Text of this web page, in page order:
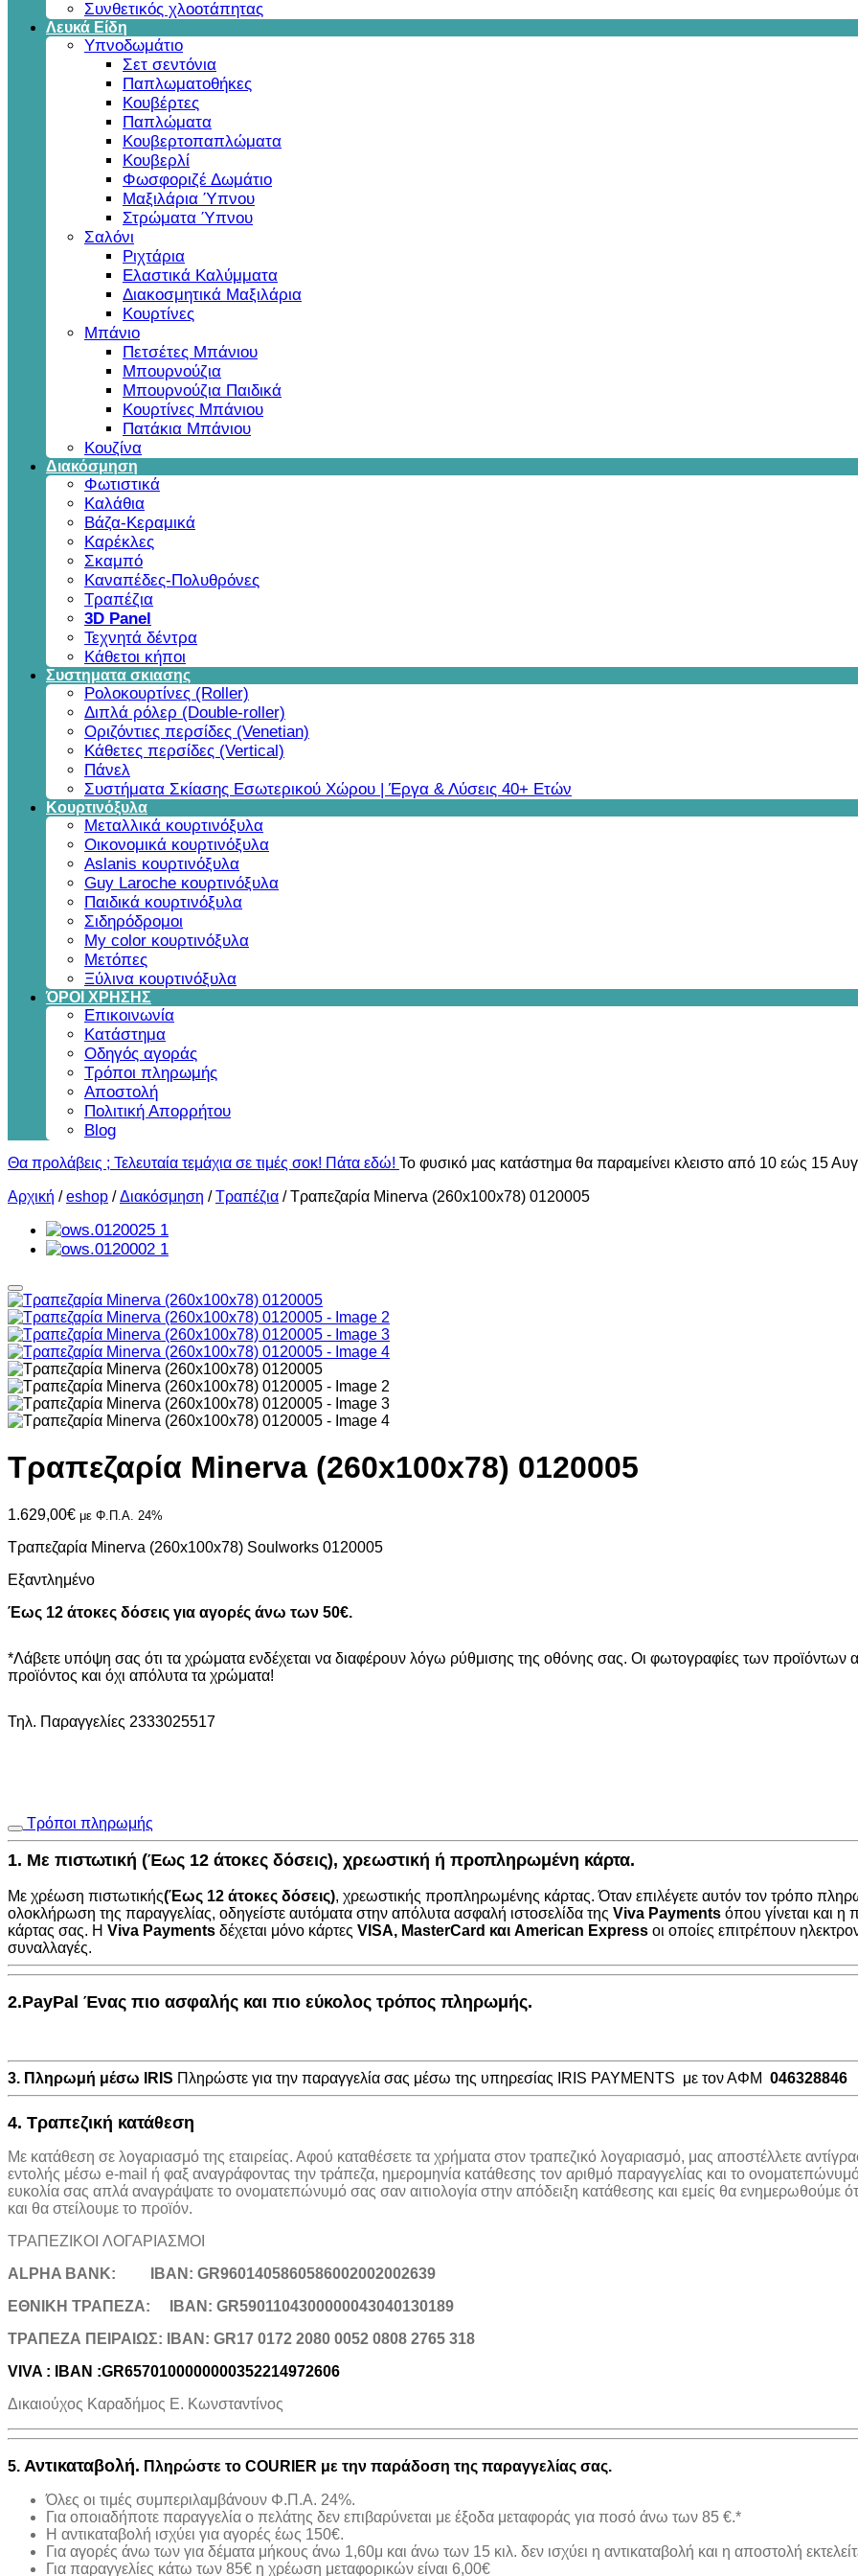
Συνθετικός χλοοτάπητας
Λευκά Είδη
Υπνοδωμάτιο
Σετ σεντόνια
Παπλωματοθήκες
Κουβέρτες
Παπλώματα
Κουβερτοπαπλώματα
Κουβερλί
Φωσφοριζέ Δωμάτιο
Μαξιλάρια Ύπνου
Στρώματα Ύπνου
Σαλόνι
Ριχτάρια
Ελαστικά Καλύμματα
Διακοσμητικά Μαξιλάρια
Κουρτίνες
Μπάνιο
Πετσέτες Μπάνιου
Μπουρνούζια
Μπουρνούζια Παιδικά
Κουρτίνες Μπάνιου
Πατάκια Μπάνιου
Κουζίνα
Διακόσμηση
Φωτιστικά
Καλάθια
Βάζα-Κεραμικά
Καρέκλες
Σκαμπό
Καναπέδες-Πολυθρόνες
Τραπέζια
3D Panel
Τεχνητά δέντρα
Κάθετοι κήποι
Συστηματα σκιασης
Ρολοκουρτίνες (Roller)
Διπλά ρόλερ (Double-roller)
Οριζόντιες περσίδες (Venetian)
Κάθετες περσίδες (Vertical)
Πάνελ
Συστήματα Σκίασης Εσωτερικού Χώρου | Έργα & Λύσεις 40+ Ετών
Κουρτινόξυλα
Μεταλλικά κουρτινόξυλα
Οικονομικά κουρτινόξυλα
Aslanis κουρτινόξυλα
Guy Laroche κουρτινόξυλα
Παιδικά κουρτινόξυλα
Σιδηρόδρομοι
My color κουρτινόξυλα
Μετόπες
Ξύλινα κουρτινόξυλα
ΌΡΟΙ ΧΡΗΣΗΣ
Επικοινωνία
Κατάστημα
Οδηγός αγοράς
Τρόποι πληρωμής
Αποστολή
Πολιτική Απορρήτου
Blog
Θα προλάβεις ; Τελευταία τεμάχια σε τιμές σοκ! Πάτα εδώ! Το φυσικό μας κατάστημα θα παραμείνει κλειστο από 10 εώς 15
Αρχική /eshop /Διακόσμηση /Τραπέζια /Τραπεζαρία Minerva (260x100x78) 0120005
Τραπεζαρία Minerva (260x100x78) 0120005
1.629,00€ με Φ.Π.Α. 24%
Τραπεζαρία Minerva (260x100x78) Soulworks 0120005
Εξαντλημένο
Έως 12 άτοκες δόσεις για αγορές άνω των 50€.
*Λάβετε υπόψη σας ότι τα χρώματα ενδέχεται να διαφέρουν λόγω ρύθμισης της οθόνης σας. Οι φωτογραφίες των προϊόντων
προϊόντος και όχι απόλυτα τα χρώματα!
Τηλ. Παραγγελίες 2333025517
Τρόποι πληρωμής
1. Με πιστωτική (Έως 12 άτοκες δόσεις), χρεωστική ή προπληρωμένη κάρτα.
Με χρέωση πιστωτικής(Έως 12 άτοκες δόσεις), χρεωστικής προπληρωμένης κάρτας. Όταν επιλέγετε αυτόν τον τρόπο
ολοκλήρωση της παραγγελίας, οδηγείστε αυτόματα στην απόλυτα ασφαλή ιστοσελίδα της Viva Payments όπου γίνεται και
κάρτας σας. Η Viva Payments δέχεται μόνο κάρτες VISA, MasterCard και American Express οι οποίες επιτρέπουν
συναλλαγές.
2.PayPal Ένας πιο ασφαλής και πιο εύκολος τρόπος πληρωμής.
3. Πληρωμή μέσω IRIS Πληρώστε για την παραγγελία σας μέσω της υπηρεσίας IRIS PAYMENTS με τον ΑΦΜ 046328846
4. Τραπεζική κατάθεση
Με κατάθεση σε λογαριασμό της εταιρείας. Αφού καταθέσετε τα χρήματα στον τραπεζικό λογαριασμό, μας αποστέλλετε
εντολής μέσω e-mail ή φαξ αναγράφοντας την τράπεζα, ημερομηνία κατάθεσης τον αριθμό παραγγελίας και το
ευκολία σας απλά αναγράψατε το ονοματεπώνυμό σας σαν αιτιολογία στην απόδειξη κατάθεσης και εμείς θα ενημερωθούμε
και θα στείλουμε το προϊόν.
ΤΡΑΠΕΖΙΚOI ΛΟΓΑΡΙΑΣΜΟΙ
ALPHA BANK:
IBAN: GR9601405860586002002002639
ΕΘΝΙΚΗ ΤΡΑΠΕΖΑ:
IBAN: GR5901104300000043040130189
TΡΑΠΕΖΑ ΠΕΙΡΑΙΩΣ: IBAN: GR17 0172 2080 0052 0808 2765 318
VIVA : IBAN :GR6570100000000352214972606
Δικαιούχος Καραδήμος Ε. Κωνσταντίνος
5. Αντικαταβολή. Πληρώστε το COURIER με την παράδοση της παραγγελίας σας.
Όλες οι τιμές συμπεριλαμβάνουν Φ.Π.Α. 24%.
Για οποιαδήποτε παραγγελία ο πελάτης δεν επιβαρύνεται με έξοδα μεταφοράς για ποσό άνω των 85 €.*
H αντικαταβολή ισχύει για αγορές έως 150€.
Για αγορές άνω των για δέματα μήκους άνω 1,60μ και άνω των 15 κιλ. δεν ισχύει η αντικαταβολή και η αποστολή
Για παραγγελίες κάτω των 85€ η χρέωση μεταφορικών είναι 6,00€